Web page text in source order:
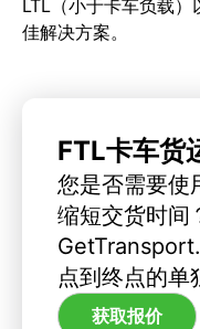
LTL（小于卡车负载
佳解决方案。
FTL卡车货
您是否需要使
缩短交货时间
点到终点的单
获取报价